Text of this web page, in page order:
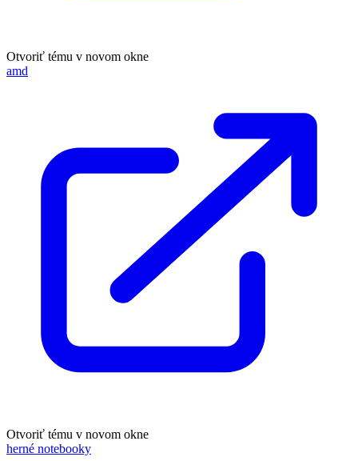
Otvoriť tému v novom okne
amd
Otvoriť tému v novom okne
herné notebooky